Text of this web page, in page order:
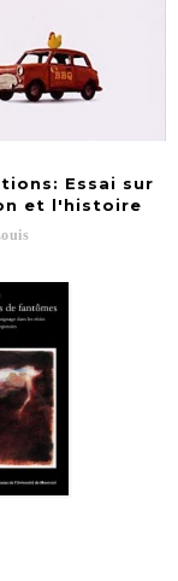
de la
Essai sur
et l'histoire